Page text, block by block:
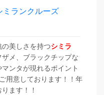
ランクルーズ
美しさを持つシミラ
ザメ、ブラックチップな
ンタが現れるポイント
用意しております！！年
ます！！